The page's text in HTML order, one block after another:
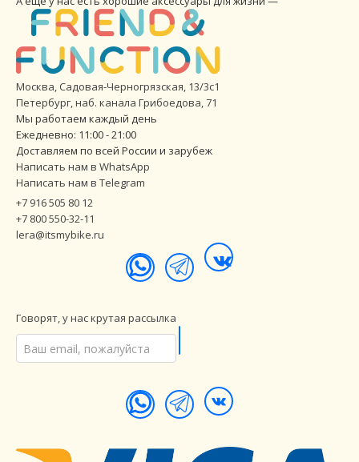
Москва, Садовая-Черногрязская, 13/3с1
Петербург,наб. канала Грибоедова, 71
Мы работаем каждый день
Ежедневно: 11:00 - 21:00
Доставляем по всей России и зарубеж
Написать нам в WhatsApp
Написать нам в Telegram
+7 916 505 80 12
+7 800 550-32-11
lera@itsmybike.ru
Говорят, у нас крутая рассылка